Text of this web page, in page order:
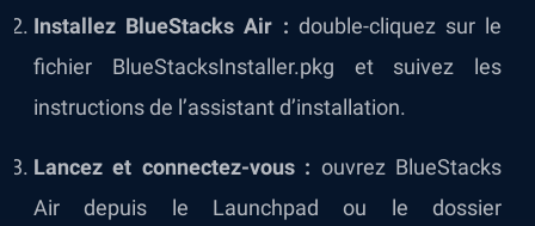
Installez BlueStacks Air : double-cliquez sur le
fichier BlueStacksInstaller.pkg et suivez les
instructions de l’assistant d’installation.
Lancez et connectez-vous : ouvrez BlueStacks
Air depuis le Launchpad ou le dossier